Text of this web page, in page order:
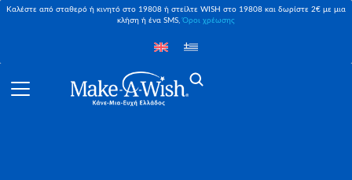
Καλέστε από σταθερό ή κινητό στο 19808 ή στείλτε WISH στο 19808 και δωρίστε 2€ με μια
κλήση ή ένα SMS,Όροι χρέωσης